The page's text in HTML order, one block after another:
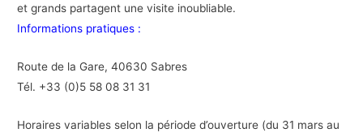
et grands partagent une visite inoubliable.
Informations pratiques :
Route de la Gare, 40630 Sabres
Tél. +33 (0)5 58 08 31 31
Horaires variables selon la période d’ouverture (du 31 mars au